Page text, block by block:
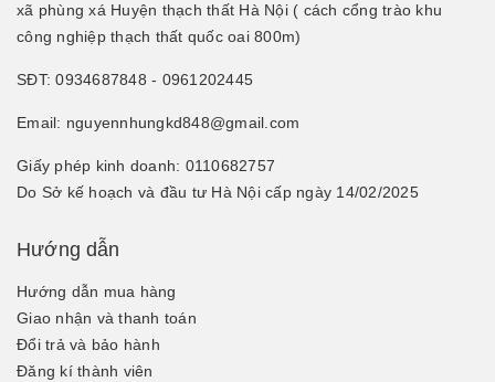
xã phùng xá Huyện thạch thất Hà Nội ( cách cổng trào khu
công nghiệp thạch thất quốc oai 800m)
SĐT: 0934687848 - 0961202445
Email: nguyennhungkd848@gmail.com
Giấy phép kinh doanh: 0110682757
Do Sở kế hoạch và đầu tư Hà Nội cấp ngày 14/02/2025
Hướng dẫn
Hướng dẫn mua hàng
Giao nhận và thanh toán
Đổi trả và bảo hành
Đăng kí thành viên